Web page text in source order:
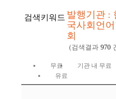
검색키워드 발행기관 :
국사회언
회
(검색결과 970
무료
기관 내 무료
유료